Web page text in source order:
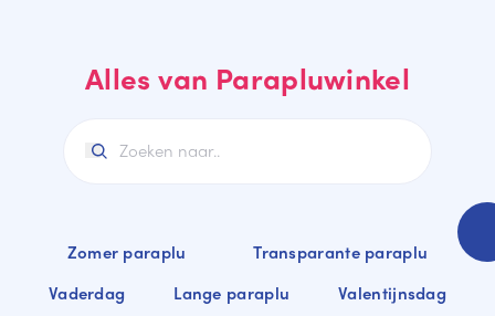
Alles van Parapluwinkel
Zomer paraplu
Transparante paraplu
Vaderdag
Lange paraplu
Valentijnsdag